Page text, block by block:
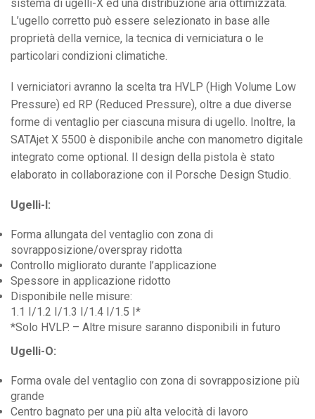
sistema di ugelli-X ed una distribuzione aria ottimizzata.
L’ugello corretto può essere selezionato in base alle
proprietà della vernice, la tecnica di verniciatura o le
particolari condizioni climatiche.
I verniciatori avranno la scelta tra HVLP (High Volume Low
Pressure) ed RP (Reduced Pressure), oltre a due diverse
forme di ventaglio per ciascuna misura di ugello. Inoltre, la
SATAjet X 5500 è disponibile anche con manometro digitale
integrato come optional. Il design della pistola è stato
elaborato in collaborazione con il Porsche Design Studio.
Ugelli-I:
Forma allungata del ventaglio con zona di
sovrapposizione/overspray ridotta
Controllo migliorato durante l’applicazione
Spessore in applicazione ridotto
Disponibile nelle misure:
1.1 I/1.2 I/1.3 I/1.4 I/1.5 I*
*Solo HVLP. – Altre misure saranno disponibili in futuro
Ugelli-O:
Forma ovale del ventaglio con zona di sovrapposizione più
grande
Centro bagnato per una più alta velocità di lavoro